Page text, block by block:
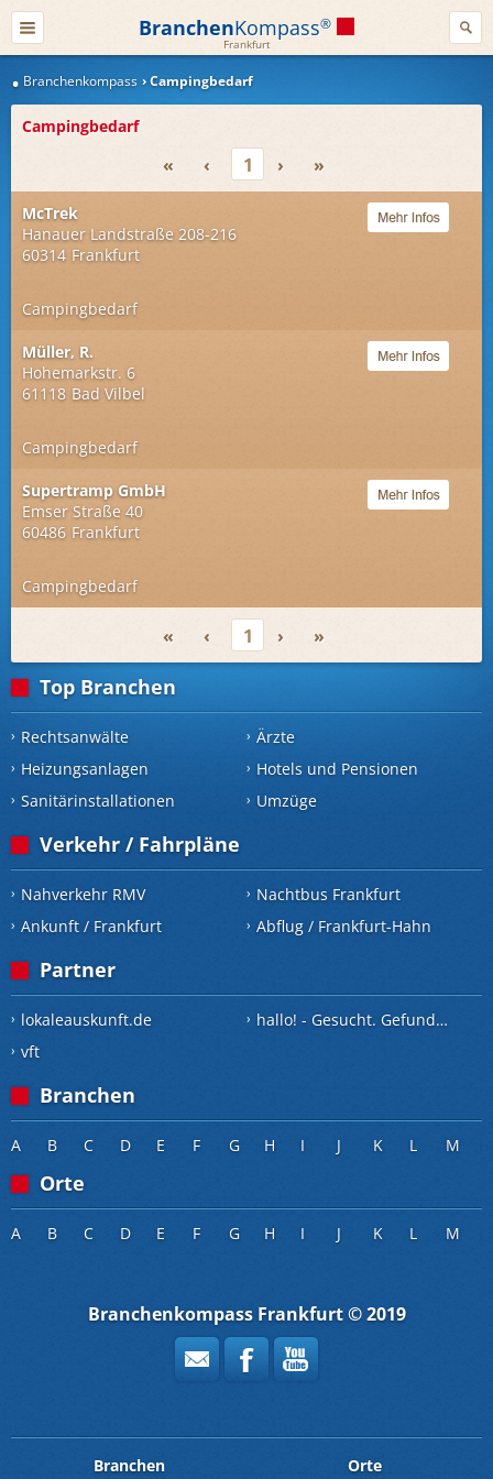
BranchenKompass®
Frankfurt
Branchenkompass Campingbedarf
Campingbedarf
« ‹ 1 › »
McTrek
Hanauer Landstraße 208-216
60314 Frankfurt
Campingbedarf
Müller, R.
Hohemarkstr. 6
61118 Bad Vilbel
Campingbedarf
Supertramp GmbH
Emser Straße 40
60486 Frankfurt
Campingbedarf
« ‹ 1 › »
Top Branchen
Rechtsanwälte Ärzte
Heizungsanlagen
Hotels und Pensionen
Sanitärinstallationen
Umzüge
Verkehr / Fahrpläne
Nahverkehr RMV Nachtbus Frankfurt
Ankunft / Frankfurt
Abflug / Frankfurt-Hahn
Partner
lokaleauskunft.de hallo! - Gesucht. Gefunden.
vft
Branchen
A B C D E F G H I J K L M
Orte
A B C D E F G H I J K L M
Branchenkompass Frankfurt © 2019
Branchen Orte